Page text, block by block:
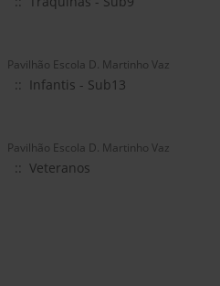
Pavilhão Escola D. Martinho Vaz
:: Infantis - Sub13
Pavilhão Escola D. Martinho Vaz
:: Veteranos